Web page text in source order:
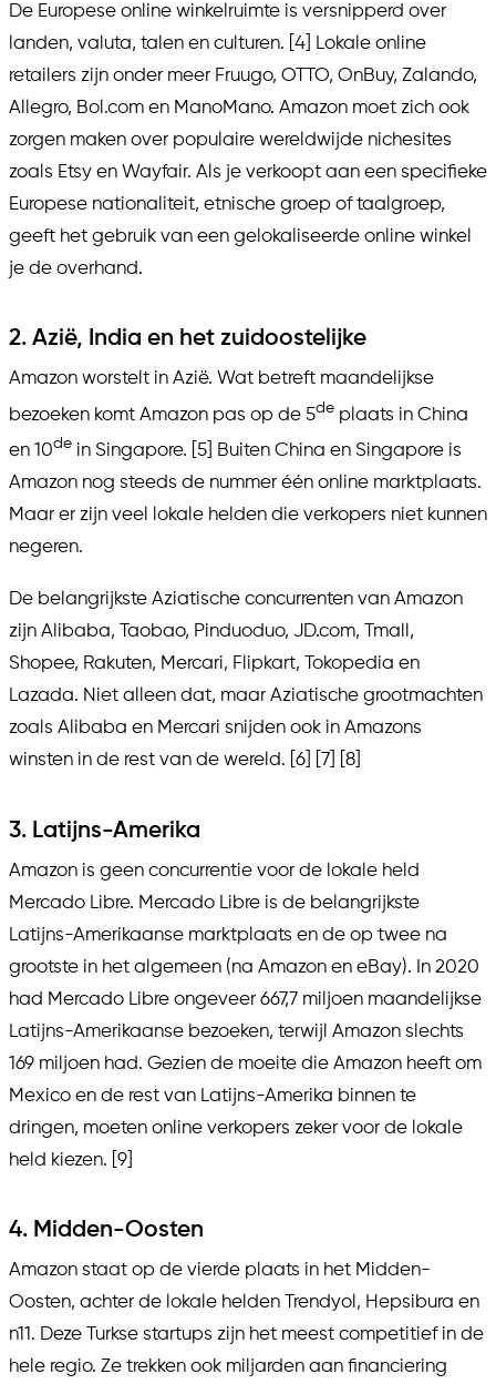
De Europese online winkelruimte is versnipperd over
landen, valuta, talen en culturen. [4] Lokale online
retailers zijn onder meer Fruugo, OTTO, OnBuy, Zalando,
Allegro, Bol.com en ManoMano. Amazon moet zich ook
zorgen maken over populaire wereldwijde nichesites
zoals Etsy en Wayfair. Als je verkoopt aan een specifieke
Europese nationaliteit, etnische groep of taalgroep,
geeft het gebruik van een gelokaliseerde online winkel
je de overhand.
2. Azië, India en het zuidoostelijke
Amazon worstelt in Azië. Wat betreft maandelijkse
bezoeken komt Amazon pas op de 5de plaats in China
en 10de in Singapore. [5] Buiten China en Singapore is
Amazon nog steeds de nummer één online marktplaats.
Maar er zijn veel lokale helden die verkopers niet kunnen
negeren.
De belangrijkste Aziatische concurrenten van Amazon
zijn Alibaba, Taobao, Pinduoduo, JD.com, Tmall,
Shopee, Rakuten, Mercari, Flipkart, Tokopedia en
Lazada. Niet alleen dat, maar Aziatische grootmachten
zoals Alibaba en Mercari snijden ook in Amazons
winsten in de rest van de wereld. [6] [7] [8]
3. Latijns-Amerika
Amazon is geen concurrentie voor de lokale held
Mercado Libre. Mercado Libre is de belangrijkste
Latijns-Amerikaanse marktplaats en de op twee na
grootste in het algemeen (na Amazon en eBay). In 2020
had Mercado Libre ongeveer 667,7 miljoen maandelijkse
Latijns-Amerikaanse bezoeken, terwijl Amazon slechts
169 miljoen had. Gezien de moeite die Amazon heeft om
Mexico en de rest van Latijns-Amerika binnen te
dringen, moeten online verkopers zeker voor de lokale
held kiezen. [9]
4. Midden-Oosten
Amazon staat op de vierde plaats in het Midden-
Oosten, achter de lokale helden Trendyol, Hepsibura en
n11. Deze Turkse startups zijn het meest competitief in de
hele regio. Ze trekken ook miljarden aan financiering